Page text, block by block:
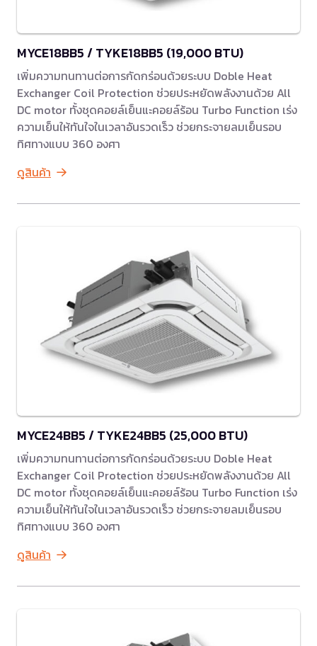
MYCE18BB5 / TYKE18BB5 (19,000 BTU)
เพิ่มความทนทานต่อการกัดกร่อนด้วยระบบ Doble Heat
Exchanger Coil Protection ช่วยประหยัดพลังงานด้วย All
DC motor ทั้งชุดคอยล์เย็นแะคอยล์ร้อน Turbo Function เร่ง
ความเย็นให้ทันใจในเวลาอันรวดเร็ว ช่วยกระจายลมเย็นรอบ
ทิศทางแบบ 360 องศา
ดูสินค้า
MYCE24BB5 / TYKE24BB5 (25,000 BTU)
เพิ่มความทนทานต่อการกัดกร่อนด้วยระบบ Doble Heat
Exchanger Coil Protection ช่วยประหยัดพลังงานด้วย All
DC motor ทั้งชุดคอยล์เย็นแะคอยล์ร้อน Turbo Function เร่ง
ความเย็นให้ทันใจในเวลาอันรวดเร็ว ช่วยกระจายลมเย็นรอบ
ทิศทางแบบ 360 องศา
ดูสินค้า